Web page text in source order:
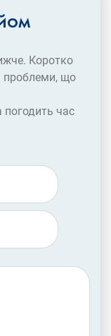
Коротко
проблеми, що
погодить час